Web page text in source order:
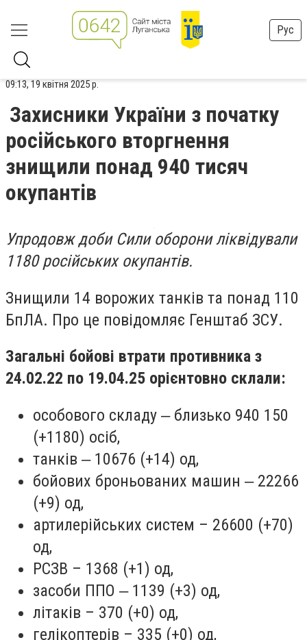
Рус
09:13, 19 квітня 2025 р.
Захисники України з початку
російського вторгнення
знищили понад 940 тисяч
окупантів
Упродовж доби Сили оборони ліквідували
1180 російських окупантів.
Знищили 14 ворожих танків та понад 110
БпЛА. Про це повідомляє Генштаб ЗСУ.
Загальні бойові втрати противника з
24.02.22 по 19.04.25 орієнтовно склали:
особового складу ‒ близько 940 150
(+1180) осіб,
танків ‒ 10676 (+14) од,
бойових броньованих машин ‒ 22266
(+9) од,
артилерійських систем – 26600 (+70)
од,
РСЗВ – 1368 (+1) од,
засоби ППО ‒ 1139 (+3) од,
літаків – 370 (+0) од,
гелікоптерів – 335 (+0) од,